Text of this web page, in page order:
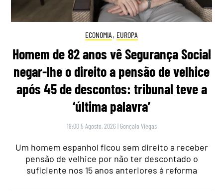
ECONOMIA , EUROPA
Homem de 82 anos vê Segurança Social
negar-lhe o direito a pensão de velhice
após 45 de descontos: tribunal teve a
‘última palavra’
19:00 5 Agosto, 2026 | Gonçalo Viegas
Um homem espanhol ficou sem direito a receber
pensão de velhice por não ter descontado o
suficiente nos 15 anos anteriores à reforma